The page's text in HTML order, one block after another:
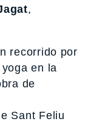
,
recorrido por
en la
de
Sant Feliu